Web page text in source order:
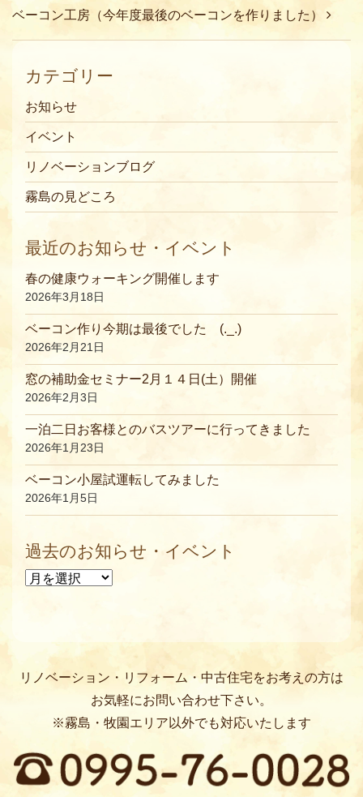
ベーコン工房（今年度最後のベーコンを作りました）
カテゴリー
お知らせ
イベント
リノベーションブログ
霧島の見どころ
最近のお知らせ・イベント
春の健康ウォーキング開催します
2026年3月18日
ベーコン作り今期は最後でした (._.)
2026年2月21日
窓の補助金セミナー2月１４日(土）開催
2026年2月3日
一泊二日お客様とのバスツアーに行ってきました
2026年1月23日
ベーコン小屋試運転してみました
2026年1月5日
過去のお知らせ・イベント
過去のお知らせ・イベント
リノベーション・リフォーム・中古住宅をお考えの方は
お気軽にお問い合わせ下さい。
※霧島・牧園エリア以外でも対応いたします